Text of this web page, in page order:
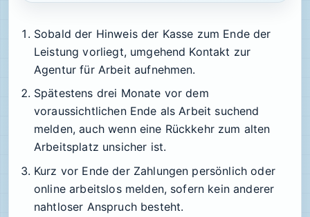
Sobald der Hinweis der Kasse zum Ende der
Leistung vorliegt, umgehend Kontakt zur
Agentur für Arbeit aufnehmen.
Spätestens drei Monate vor dem
voraussichtlichen Ende als Arbeit suchend
melden, auch wenn eine Rückkehr zum alten
Arbeitsplatz unsicher ist.
Kurz vor Ende der Zahlungen persönlich oder
online arbeitslos melden, sofern kein anderer
nahtloser Anspruch besteht.